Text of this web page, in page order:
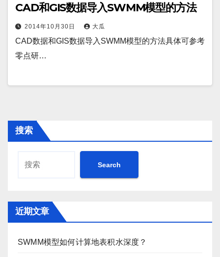
CAD和GIS数据导入SWMM模型的方法
2014年10月30日 大瓜
CAD数据和GIS数据导入SWMM模型的方法具体可参考
零点研…
搜索
Search
近期文章
SWMM模型如何计算地表积水深度？